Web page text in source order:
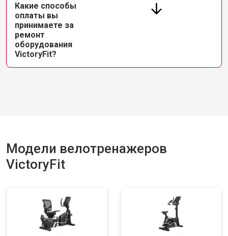
Какие способы
оплаты вы
принимаете за
ремонт
оборудования
VictoryFit?
Модели велотренажеров
VictoryFit